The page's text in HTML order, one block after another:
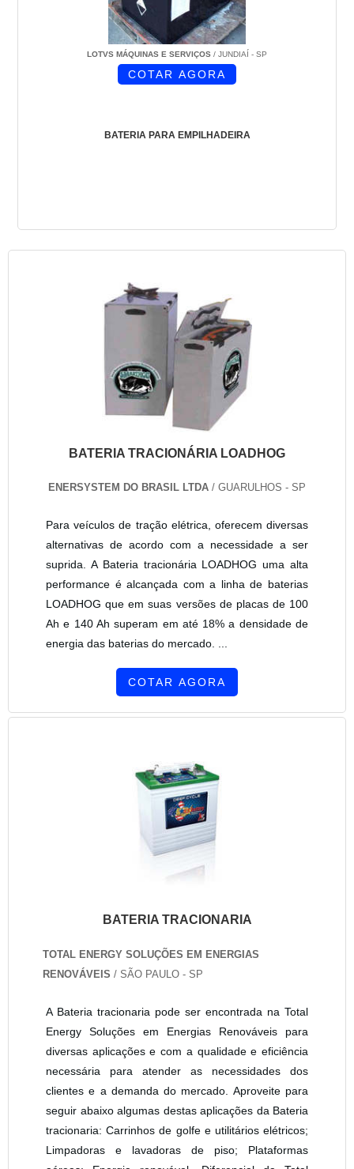
LOTVS MÁQUINAS E SERVIÇOS / JUNDIAÍ - SP
BATERIA PARA EMPILHADEIRA
COTAR AGORA
BATERIA TRACIONÁRIA LOADHOG
ENERSYSTEM DO BRASIL LTDA / GUARULHOS - SP
Para veículos de tração elétrica, oferecem diversas
alternativas de acordo com a necessidade a ser
suprida. A Bateria tracionária LOADHOG uma alta
performance é alcançada com a linha de baterias
LOADHOG que em suas versões de placas de 100
Ah e 140 Ah superam em até 18% a densidade de
energia das baterias do mercado. ...
COTAR AGORA
BATERIA TRACIONARIA
TOTAL ENERGY SOLUÇÕES EM ENERGIAS
RENOVÁVEIS / SÃO PAULO - SP
A Bateria tracionaria pode ser encontrada na Total
Energy Soluções em Energias Renováveis para
diversas aplicações e com a qualidade e eficiência
necessária para atender as necessidades dos
clientes e a demanda do mercado. Aproveite para
seguir abaixo algumas destas aplicações da Bateria
tracionaria: Carrinhos de golfe e utilitários elétricos;
Limpadoras e lavadoras de piso; Plataformas